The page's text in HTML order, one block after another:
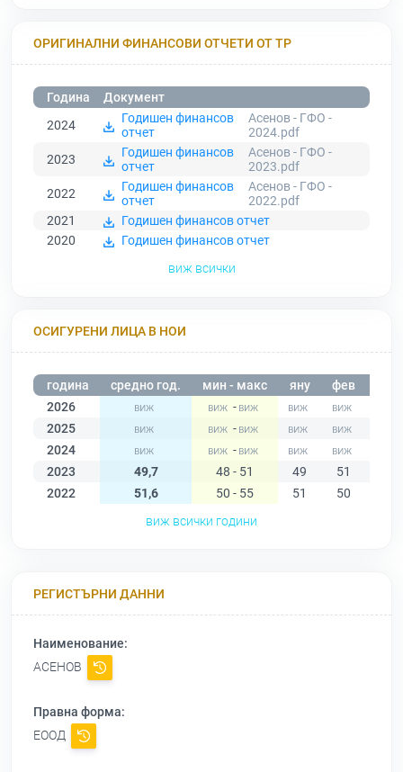
ОРИГИНАЛНИ ФИНАНСОВИ ОТЧЕТИ ОТ ТР
Година
Документ
2024
Годишен финансов
отчет
Асенов - ГФО -
2024.pdf
2023
Годишен финансов
отчет
Асенов - ГФО -
2023.pdf
2022
Годишен финансов
отчет
Асенов - ГФО -
2022.pdf
2021
Годишен финансов отчет
2020
Годишен финансов отчет
виж всички
ОСИГУРЕНИ ЛИЦА В НОИ
година средно год. мин - макс яну фев
2026
-
2025
-
2024
-
2023
49,7 48 - 51 49 51
2022
51,6 50 - 55 51 50
виж всички години
РЕГИСТЪРНИ ДАННИ
Наименование:
АСЕНОВ
Правна форма:
ЕООД